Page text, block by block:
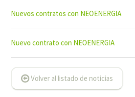
Nuevos contratos con NEOENERGIA
Nuevo contrato con NEOENERGIA
Volver al listado de noticias